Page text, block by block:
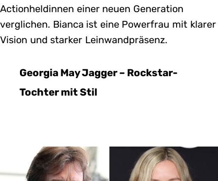
Actionheldinnen einer neuen Generation
verglichen. Bianca ist eine Powerfrau mit klarer
Vision und starker Leinwandpräsenz.
Georgia May Jagger – Rockstar-
Tochter mit Stil